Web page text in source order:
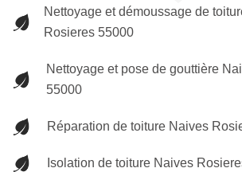
Nettoyage et démoussage de
Rosieres 55000
Nettoyage et pose de gouttière
55000
Réparation de toiture Naives
Isolation de toiture Naives